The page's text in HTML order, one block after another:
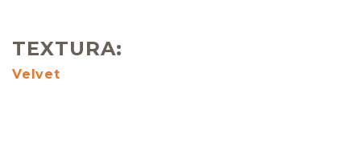
TEXTURA:
Velvet